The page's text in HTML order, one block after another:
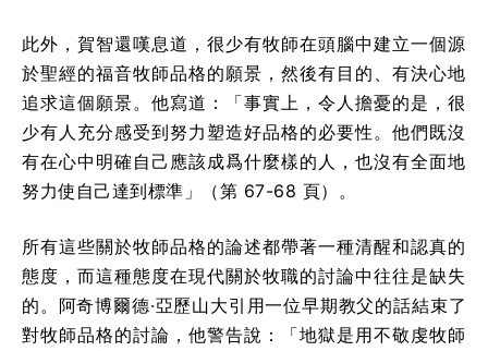
此外，賀智還嘆息道，很少有牧師在頭腦中建立一個源
於聖經的福音牧師品格的願景，然後有目的、有決心地
追求這個願景。他寫道：「事實上，令人擔憂的是，很
少有人充分感受到努力塑造好品格的必要性。他們既沒
有在心中明確自己應該成爲什麼樣的人，也沒有全面地
努力使自己達到標準」（第 67-68 頁）。
所有這些關於牧師品格的論述都帶著一種清醒和認真的
態度，而這種態度在現代關於牧職的討論中往往是缺失
的。阿奇博爾德·亞歷山大引用一位早期教父的話結束了
對牧師品格的討論，他警告說：「地獄是用不敬虔牧師